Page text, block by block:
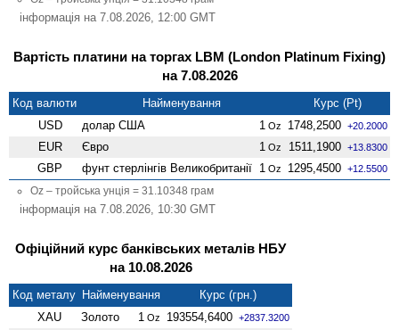
інформація на 7.08.2026, 12:00 GMT
Вартість платини на торгах LBM (London Platinum Fixing)
на 7.08.2026
Код валюти Найменування
Курс (Pt)
USD
долар США 1 Oz 1748,2500 +20.2000
EUR Євро 1 Oz 1511,1900 +13.8300
GBP фунт стерлінгів Велико­британії 1 Oz 1295,4500 +12.5500
Oz – тройська унція = 31.10348 грам
інформація на 7.08.2026, 10:30 GMT
Офіційний курс банківських металів НБУ
на 10.08.2026
Код металу Найменування
Курс (грн.)
XAU
Золото 1 Oz 193554,6400 +2837.3200